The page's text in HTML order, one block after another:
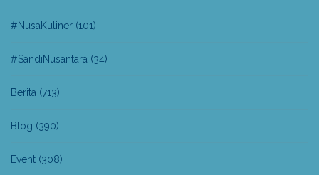
#NusaKuliner (101)
#SandiNusantara (34)
Berita (713)
Blog (390)
Event (308)